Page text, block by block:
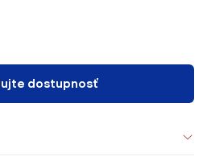
dostupnosť